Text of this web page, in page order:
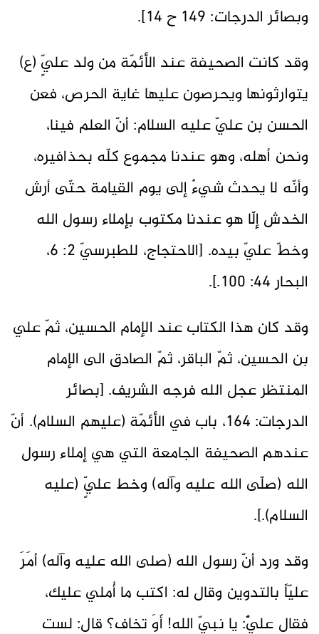
وبصائر الدرجات: 149 ح 14].
وقد كانت الصحيفة عند الأئمّة من ولد عليٍّ (ع)
يتوارثونها ويحرصون عليها غاية الحرص، فعن
الحسن بن عليّ عليه السلام: أنّ العلم فينا،
ونحن أهله، وهو عندنا مجموع كلّه بحذافيره،
وأنّه لا يحدث شيءٌ إلى يوم القيامة حتّى أرش
الخدش إلّا هو عندنا مكتوب بإملاء رسول الله
وخطّ عليّ بيده. [الاحتجاج، للطبرسيّ 2: 6،
البحار 44: 100.].
وقد كان هذا الكتاب عند الإمام الحسين، ثمّ علي
بن الحسين، ثمّ الباقر، ثمّ الصادق الى الإمام
المنتظر عجل الله فرجه الشريف. [بصائر
الدرجات: 164، باب في الأئمّة (عليهم السلام). أنّ
عندهم الصحيفة الجامعة التي هي إملاء رسول
الله (صلّى الله عليه وآله) وخط عليٍّ (عليه
السلام).].
وقد ورد أنّ رسول الله (صلى الله عليه وآله) أمَرَ
عليّاً بالتدوين وقال له: اكتب ما أُملي عليك،
فقال عليٌّ: يا نبيّ الله! أَوَ تخاف؟ قال: لست